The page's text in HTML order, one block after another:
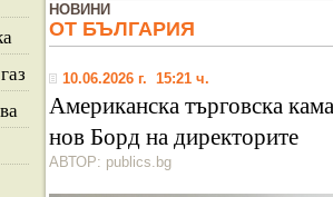
НОВИНИ
ОТ БЪЛГАРИЯ
10.06.2026 г. 15:21 ч.
Американска търговска
нов Борд на директорите
АВТОР: publics.bg